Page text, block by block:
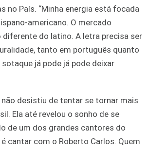
no País. “Minha energia está focada
americano. O mercado
diferente do latino. A letra precisa ser
tanto em português quanto
sotaque já pode já pode deixar
não desistiu de tentar se tornar mais
Ela até revelou o sonho de se
de um dos grandes cantores do
é cantar com o Roberto Carlos. Quem